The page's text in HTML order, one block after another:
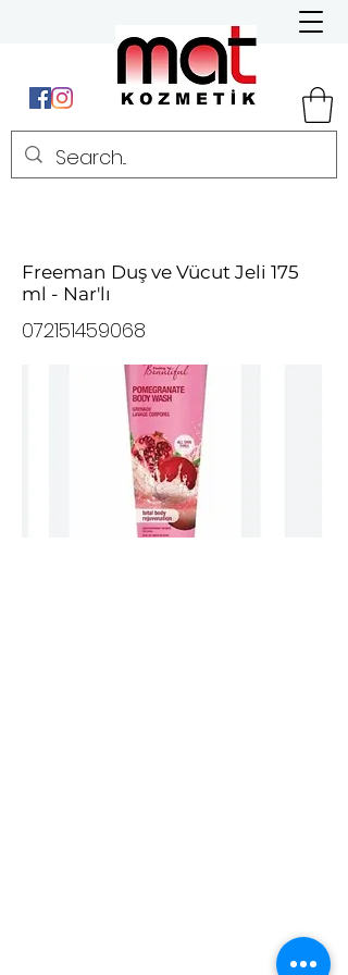
Freeman Duş ve Vücut Jeli 175
ml - Nar'lı
072151459068